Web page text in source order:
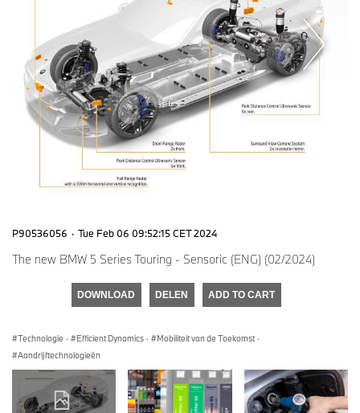
P90536056 · Tue Feb 06 09:52:15 CET 2024
The new BMW 5 Series Touring - Sensoric (ENG) (02/2024)
DOWNLOAD DELEN ADD TO CART
Technologie · Efficient Dynamics · Mobiliteit van de Toekomst ·
Aandrijftechnologieën